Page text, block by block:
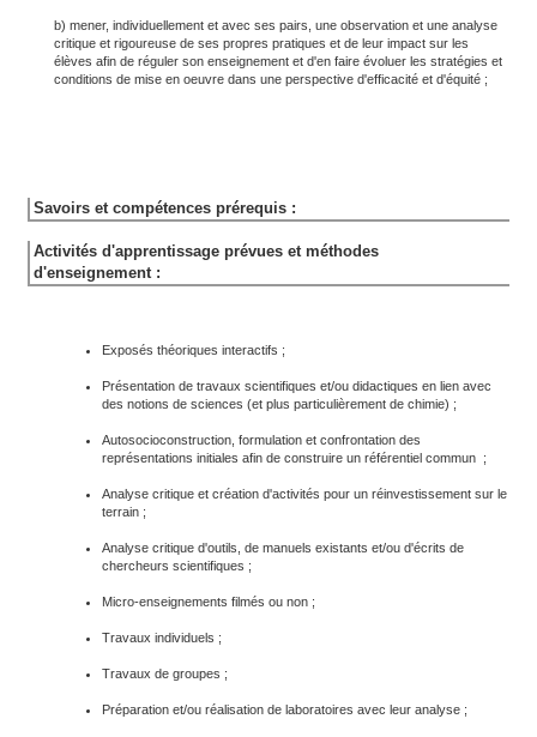
b) mener, individuellement et avec ses pairs, une observation et une analyse
critique et rigoureuse de ses propres pratiques et de leur impact sur les
élèves afin de réguler son enseignement et d'en faire évoluer les stratégies et
conditions de mise en oeuvre dans une perspective d'efficacité et d'équité ;
Savoirs et compétences prérequis :
Activités d'apprentissage prévues et méthodes
d'enseignement :
Exposés théoriques interactifs ;
Présentation de travaux scientifiques et/ou didactiques en lien avec
des notions de sciences (et plus particulièrement de chimie) ;
Autosocioconstruction, formulation et confrontation des
représentations initiales afin de construire un référentiel commun ;
Analyse critique et création d'activités pour un réinvestissement sur le
terrain ;
Analyse critique d'outils, de manuels existants et/ou d'écrits de
chercheurs scientifiques ;
Micro-enseignements filmés ou non ;
Travaux individuels ;
Travaux de groupes ;
Préparation et/ou réalisation de laboratoires avec leur analyse ;